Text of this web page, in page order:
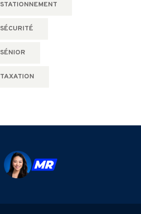
STATIONNEMENT
SÉCURITÉ
SÉNIOR
TAXATION